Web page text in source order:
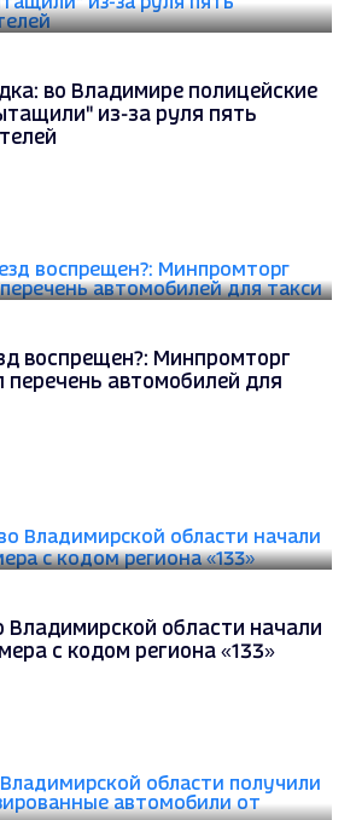
во Владимире полицейские
из-за руля пять
воспрещен?: Минпромторг
перечень автомобилей для
Владимирской области начали
с кодом региона «133»